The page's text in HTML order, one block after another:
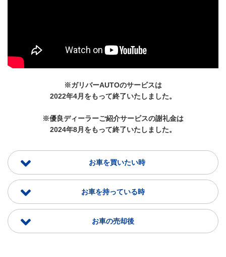
※ガリバーAUTOのサービスは
2022年4月をもって終了いたしました。
※優良ディーラーご紹介サービスの謝礼金は
2024年8月をもって終了いたしました。
お車を買いたい時
お車を持っている時
お車の売却後